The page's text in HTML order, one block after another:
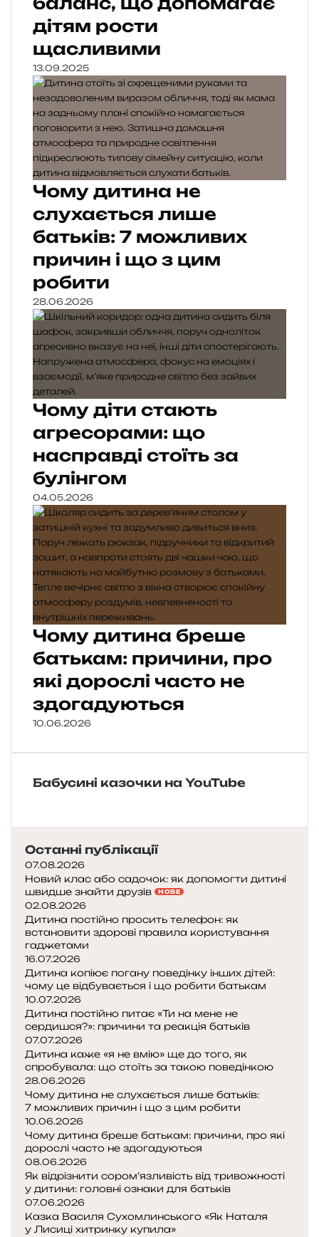
дітям рости
щасливими
13.09.2025
Чому дитина не
слухається лише
батьків: 7 можливих
причин і що з цим
робити
28.06.2026
Чому діти стають
агресорами: що
насправді стоїть за
булінгом
04.05.2026
Чому дитина бреше
батькам: причини, про
які дорослі часто не
здогадуються
10.06.2026
Бабусині казочки на YouTube
Останні публікації
07.08.2026
Новий клас або садочок: як допомогти дитині
швидше знайти друзів
НОВЕ
02.08.2026
Дитина постійно просить телефон: як
встановити здорові правила користування
гаджетами
16.07.2026
Дитина копіює погану поведінку інших дітей:
чому це відбувається і що робити батькам
10.07.2026
Дитина постійно питає «Ти на мене не
сердишся?»: причини та реакція батьків
07.07.2026
Дитина каже «я не вмію» ще до того, як
спробувала: що стоїть за такою поведінкою
28.06.2026
Чому дитина не слухається лише батьків:
7 можливих причин і що з цим робити
10.06.2026
Чому дитина бреше батькам: причини, про які
дорослі часто не здогадуються
08.06.2026
Як відрізнити сором’язливість від тривожності
у дитини: головні ознаки для батьків
07.06.2026
Казка Василя Сухомлинського «Як Наталя
у Лисиці хитринку купила»